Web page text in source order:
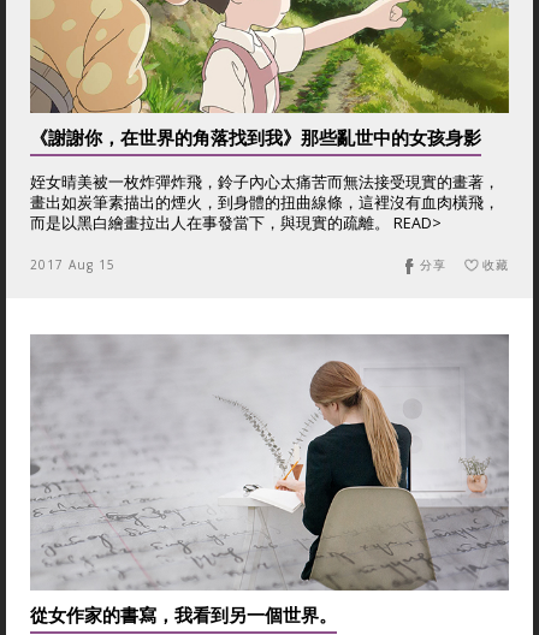
《謝謝你，在世界的角落找到我》那些亂世中的女孩身影
姪女晴美被一枚炸彈炸飛，鈴子內心太痛苦而無法接受現實的畫著，
畫出如炭筆素描出的煙火，到身體的扭曲線條，這裡沒有血肉橫飛，
而是以黑白繪畫拉出人在事發當下，與現實的疏離。 READ>
2017 Aug 15 收藏
分享
從女作家的書寫，我看到另一個世界。